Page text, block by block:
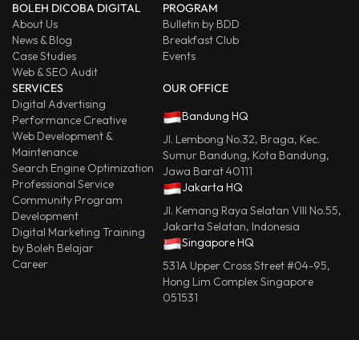
BOLEH DICOBA DIGITAL
About Us
News & Blog
Case Studies
Web & SEO Audit
PROGRAM
Bulletin by BDD
Breakfast Club
Events
SERVICES
Digital Advertising
Performance Creative
Web Development &
Maintenance
Search Engine Optimization
Professional Service
Community Program
Development
Digital Marketing Training
by Boleh Belajar
Career
OUR OFFICE
Bandung HQ
Jl. Lembong No.32, Braga, Kec.
Sumur Bandung, Kota Bandung,
Jawa Barat 40111
Jakarta HQ
Jl. Kemang Raya Selatan VIII No.55,
Jakarta Selatan, Indonesia
Singapore HQ
531A Upper Cross Street #04-95,
Hong Lim Complex Singapore
051531